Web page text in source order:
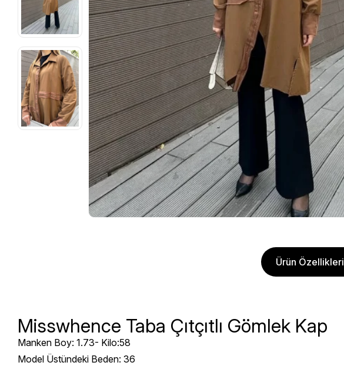
Ürün Özellikleri
Misswhence Taba Çıtçıtlı Gömlek Kap
Manken Boy: 1.73- Kilo:58
Model Üstündeki Beden: 36